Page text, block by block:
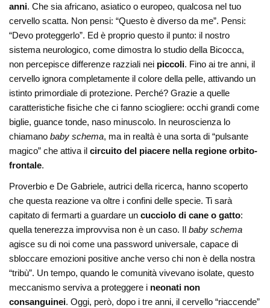
anni. Che sia africano, asiatico o europeo, qualcosa nel tuo
cervello scatta. Non pensi: “Questo è diverso da me”. Pensi:
“Devo proteggerlo”. Ed è proprio questo il punto: il nostro
sistema neurologico, come dimostra lo studio della Bicocca,
non percepisce differenze razziali nei piccoli. Fino ai tre anni, il
cervello ignora completamente il colore della pelle, attivando un
istinto primordiale di protezione. Perché? Grazie a quelle
caratteristiche fisiche che ci fanno sciogliere: occhi grandi come
biglie, guance tonde, naso minuscolo. In neuroscienza lo
chiamanobaby schema, ma in realtà è una sorta di “pulsante
magico” che attiva ilcircuito del piacere nella regione orbito-
frontale.
Proverbio e De Gabriele, autrici della ricerca, hanno scoperto
che questa reazione va oltre i confini delle specie. Ti sarà
capitato di fermarti a guardare uncucciolo di cane o gatto:
quella tenerezza improvvisa non è un caso. Ilbaby schema
agisce su di noi come una password universale, capace di
sbloccare emozioni positive anche verso chi non è della nostra
“tribù”. Un tempo, quando le comunità vivevano isolate, questo
meccanismo serviva a proteggere i neonati non
consanguinei. Oggi, però, dopo i tre anni, il cervello “riaccende”